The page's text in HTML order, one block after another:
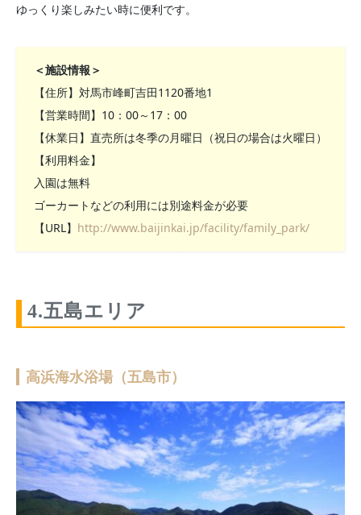
ゆっくり楽しみたい時に便利です。
＜施設情報＞
【住所】対馬市峰町吉田1120番地1
【営業時間】10：00～17：00
【休業日】直売所は冬季の月曜日（祝日の場合は火曜日）
【利用料金】
入園は無料
ゴーカートなどの利用には別途料金が必要
【URL】 http://www.baijinkai.jp/facility/family_park/
4.五島エリア
高浜海水浴場（五島市）